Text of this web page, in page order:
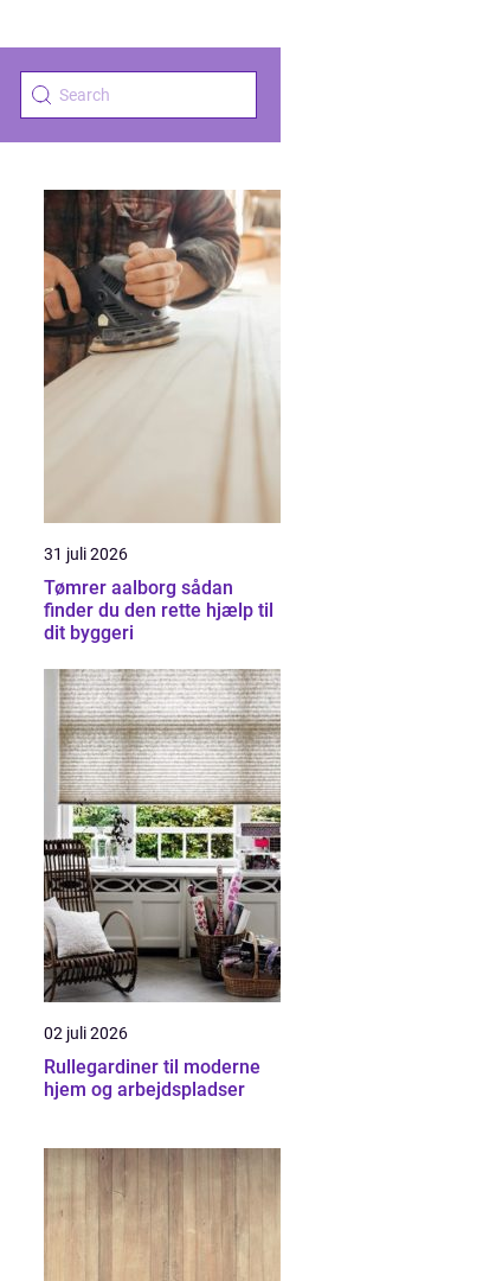
31 juli 2026
Tømrer aalborg sådan
finder du den rette hjælp til
dit byggeri
02 juli 2026
Rullegardiner til moderne
hjem og arbejdspladser